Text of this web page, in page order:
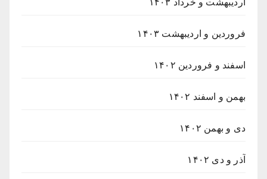
فروردین و اردیبهشت ۱۴۰۳
اسفند و فروردین ۱۴۰۲
بهمن و اسفند ۱۴۰۲
دی و بهمن ۱۴۰۲
آذر و دی ۱۴۰۲